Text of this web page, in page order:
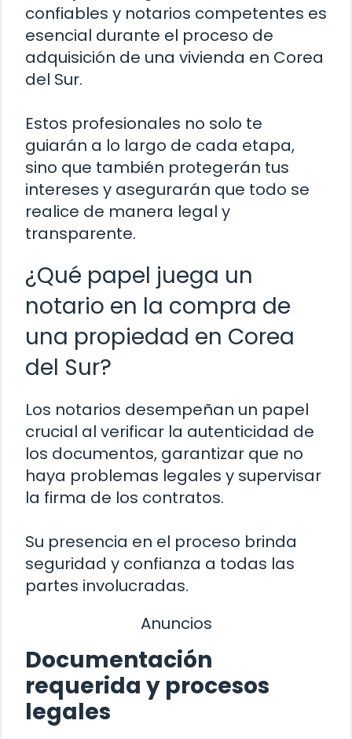
confiables y notarios competentes es
esencial durante el proceso de
adquisición de una vivienda en Corea
del Sur.
Estos profesionales no solo te
guiarán a lo largo de cada etapa,
sino que también protegerán tus
intereses y asegurarán que todo se
realice de manera legal y
transparente.
¿Qué papel juega un
notario en la compra de
una propiedad en Corea
del Sur?
Los notarios desempeñan un papel
crucial al verificar la autenticidad de
los documentos, garantizar que no
haya problemas legales y supervisar
la firma de los contratos.
Su presencia en el proceso brinda
seguridad y confianza a todas las
partes involucradas.
Anuncios
Documentación
requerida y procesos
legales